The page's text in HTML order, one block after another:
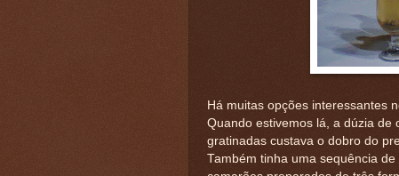
Há muitas opções interessantes
Quando estivemos lá, a dúzia de
gratinadas custava o dobro do
Também tinha uma sequência